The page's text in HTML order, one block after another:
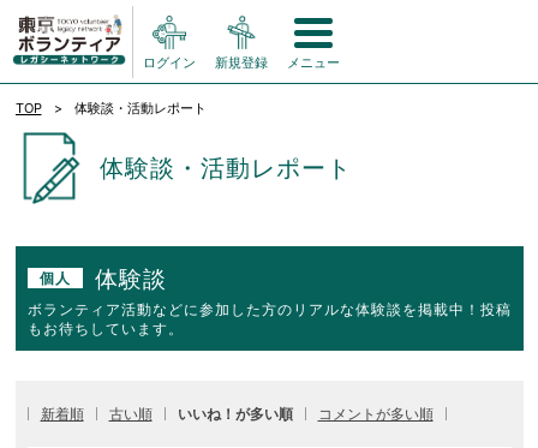
ログイン 新規登録 メニュー
TOP 体験談・活動レポート
体験談・活動レポート
個人 体験談
ボランティア活動などに参加した方のリアルな体験談を掲載中！投稿
もお待ちしています。
新着順 古い順 いいね！が多い順 コメントが多い順